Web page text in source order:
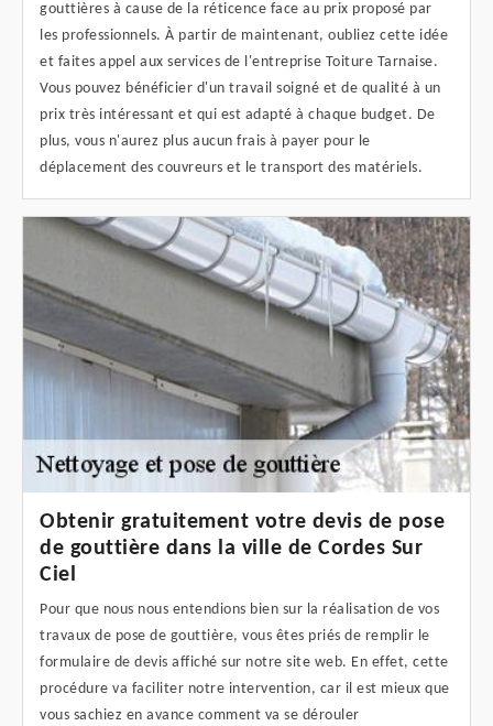
gouttières à cause de la réticence face au prix proposé par
les professionnels. À partir de maintenant, oubliez cette idée
et faites appel aux services de l'entreprise Toiture Tarnaise.
Vous pouvez bénéficier d'un travail soigné et de qualité à un
prix très intéressant et qui est adapté à chaque budget. De
plus, vous n'aurez plus aucun frais à payer pour le
déplacement des couvreurs et le transport des matériels.
Obtenir gratuitement votre devis de pose
de gouttière dans la ville de Cordes Sur
Ciel
Pour que nous nous entendions bien sur la réalisation de vos
travaux de pose de gouttière, vous êtes priés de remplir le
formulaire de devis affiché sur notre site web. En effet, cette
procédure va faciliter notre intervention, car il est mieux que
vous sachiez en avance comment va se dérouler